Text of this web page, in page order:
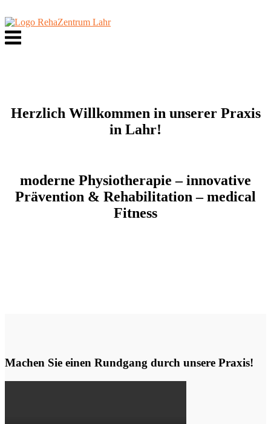
to
contentMenu
Herzlich Willkommen in unserer Praxis
in Lahr!
moderne Physiotherapie – innovative
Prävention & Rehabilitation – medical
Fitness
Machen Sie einen Rundgang durch unsere Praxis!